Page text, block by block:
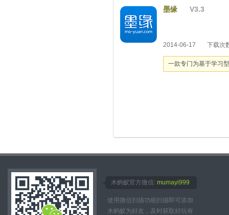
墨缘 V3.3
2014-06-17 下载次
一款专门为基于学习
木蚂蚁官方微信: mumayi999
使用微信扫描功能扫描即可添加
木蚂蚁为好友，及时获取好玩有